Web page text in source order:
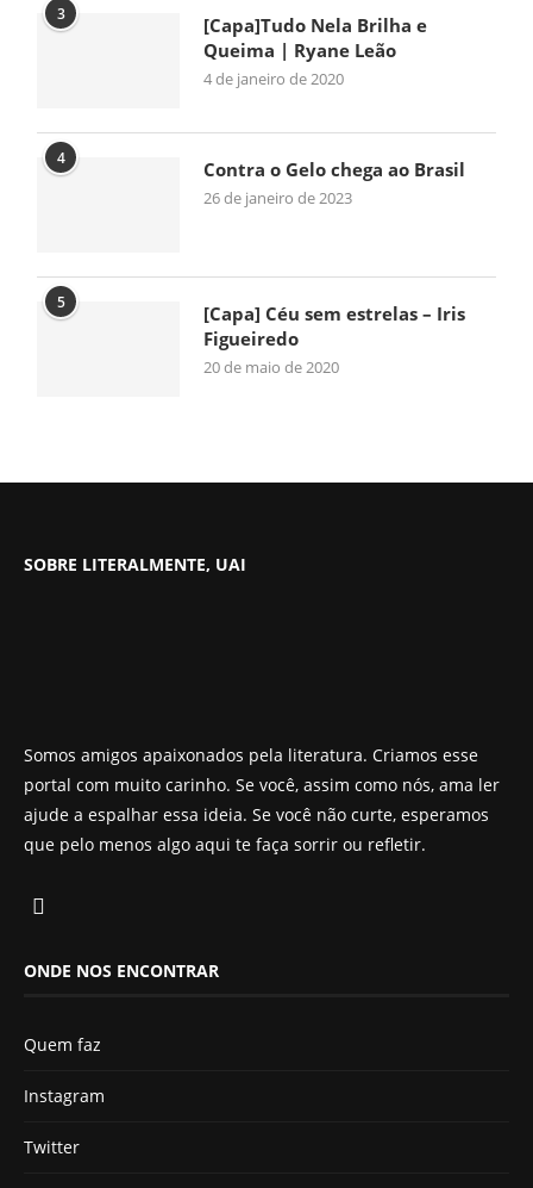
3
[Capa]Tudo Nela Brilha e
Queima | Ryane Leão
4 de janeiro de 2020
4 Contra o Gelo chega ao Brasil
26 de janeiro de 2023
5
[Capa] Céu sem estrelas – Iris
Figueiredo
20 de maio de 2020
SOBRE LITERALMENTE, UAI
Somos amigos apaixonados pela literatura. Criamos esse
portal com muito carinho. Se você, assim como nós, ama ler
ajude a espalhar essa ideia. Se você não curte, esperamos
que pelo menos algo aqui te faça sorrir ou refletir.
ONDE NOS ENCONTRAR
Quem faz
Instagram
Twitter